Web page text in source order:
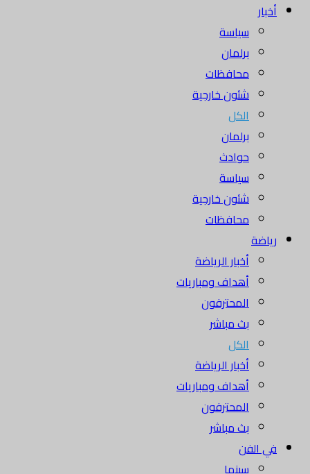
أخبار
سياسة
برلمان
محافظات
شئون خارجية
الكل
برلمان
حوادث
سياسة
شئون خارجية
محافظات
رياضة
أخبار الرياضة
أهداف ومباريات
المحترفون
بث مباشر
الكل
أخبار الرياضة
أهداف ومباريات
المحترفون
بث مباشر
في الفن
سينما